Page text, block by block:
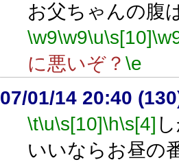
お父ちゃんの腹
\w9\w9\u\s[10]
に悪いぞ？ \e
07/01/14 20:40
\t\u\s[10]\h\s[4]
いいならお昼の